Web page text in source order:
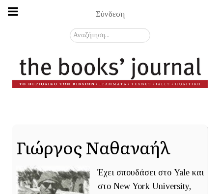
Σύνδεση
Αναζήτηση...
Γιώργος Ναθαναήλ
Έχει σπουδάσει στο Yale και
στο New York University,